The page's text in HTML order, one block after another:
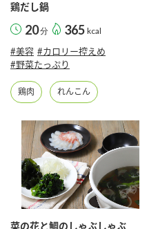
鶏だし鍋
20分 365 kcal
#美容 #カロリー控えめ
#野菜たっぷり
鶏肉 れんこん
菜の花と鯛のしゃぶしゃぶ